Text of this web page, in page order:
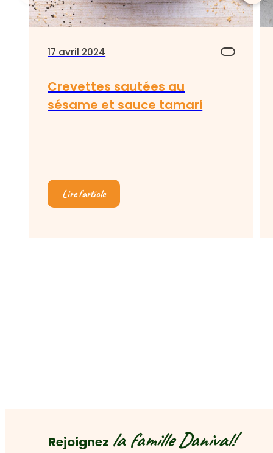
17 avril 2024
Crevettes sautées au
sésame et sauce tamari
Lire l’article
Rejoignez la famille Danival!